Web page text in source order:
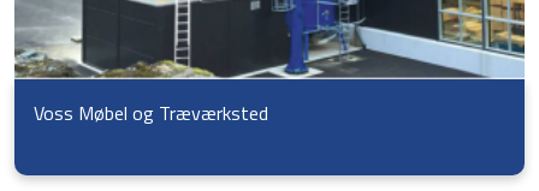
Voss Møbel og Træværksted